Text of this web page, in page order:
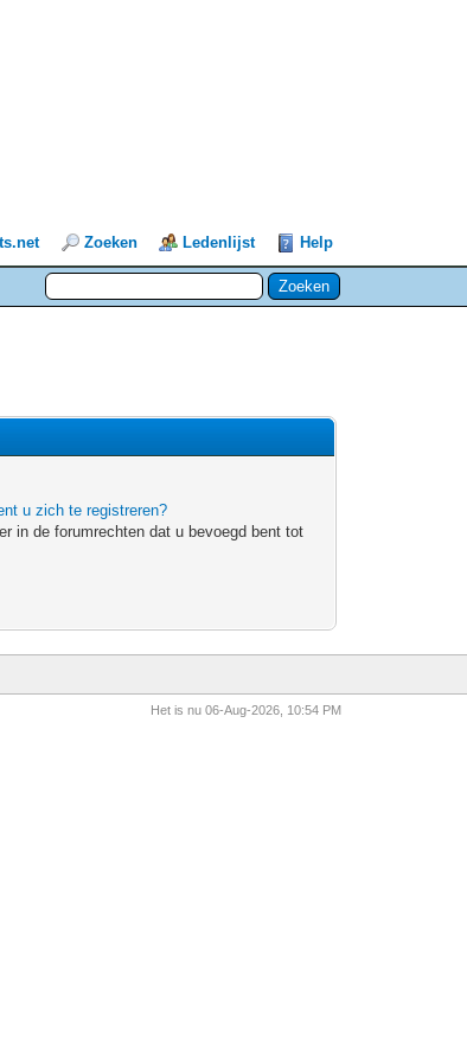
Zoeken Ledenlijst Help
u zich te registreren?
in de forumrechten dat u bevoegd bent tot
Het is nu 06-Aug-2026, 10:54 PM